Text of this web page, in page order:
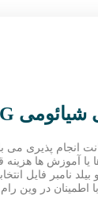
انجام پذیری می
آموزش ها هزینه
نامبر فایل
در وین رام